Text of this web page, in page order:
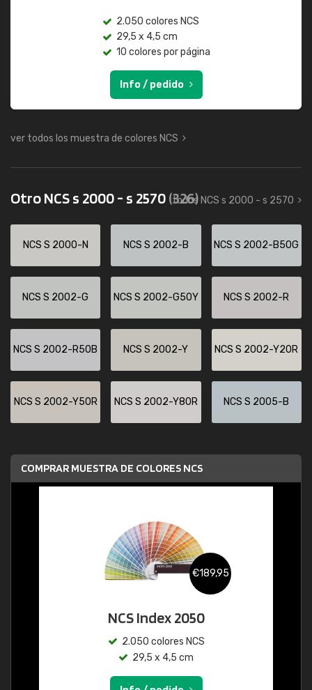
2.050 colores NCS
29,5 x 4,5 cm
10 colores por página
Info / pedido
ver todos los muestra de colores NCS
Otro NCS s 2000 - s 2570(326)
todos NCS s 2000 - s 2570
NCS S 2000-N NCS S 2002-B NCS S 2002-B50G
NCS S 2002-G NCS S 2002-G50Y NCS S 2002-R
NCS S 2002-R50B NCS S 2002-Y NCS S 2002-Y20R
NCS S 2002-Y50R NCS S 2002-Y80R NCS S 2005-B
COMPRAR MUESTRA DE COLORES NCS
€189,95
NCS Index 2050
2.050 colores NCS
29,5 x 4,5 cm